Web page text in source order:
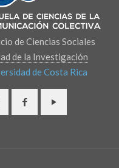
de Ciencias Sociales
de la Investigación
de Costa Rica